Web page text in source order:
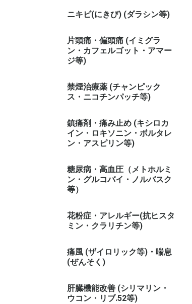
ニキビ(にきび) (ダラシン等)
片頭痛・偏頭痛 (イミグラ
ン・カフェルゴット・アマー
ジ等)
禁煙治療薬 (チャンピック
ス・ニコチンパッチ等)
鎮痛剤・痛み止め (キシロカ
イン・ロキソニン・ボルタレ
ン・アスピリン等)
糖尿病・高血圧（メトホルミ
ン・グルコバイ・ノルバスク
等）
花粉症・アレルギー(抗ヒスタ
ミン・クラリチン等)
痛風 (ザイロリック等)・喘息
(ぜんそく)
肝臓機能改善 (シリマリン・
ウコン・リブ.52等)